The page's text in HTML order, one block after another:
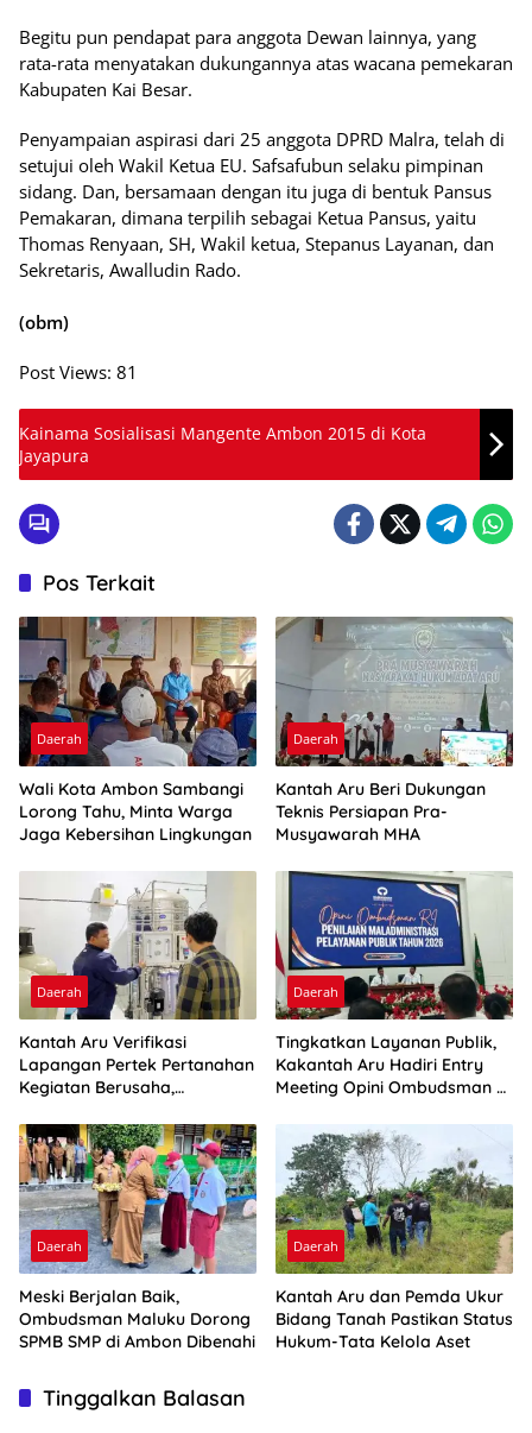
Begitu pun pendapat para anggota Dewan lainnya, yang
rata-rata menyatakan dukungannya atas wacana pemekaran
Kabupaten Kai Besar.
Penyampaian aspirasi dari 25 anggota DPRD Malra, telah di
setujui oleh Wakil Ketua EU. Safsafubun selaku pimpinan
sidang. Dan, bersamaan dengan itu juga di bentuk Pansus
Pemakaran, dimana terpilih sebagai Ketua Pansus, yaitu
Thomas Renyaan, SH, Wakil ketua, Stepanus Layanan, dan
Sekretaris, Awalludin Rado.
(obm)
Post Views: 81
Kainama Sosialisasi Mangente Ambon 2015 di Kota
Jayapura
Pos Terkait
Daerah
Wali Kota Ambon Sambangi
Lorong Tahu, Minta Warga
Jaga Kebersihan Lingkungan
Daerah
Kantah Aru Beri Dukungan
Teknis Persiapan Pra-
Musyawarah MHA
Daerah
Kantah Aru Verifikasi
Lapangan Pertek Pertanahan
Kegiatan Berusaha,
Daerah
Tingkatkan Layanan Publik,
Kakantah Aru Hadiri Entry
Meeting Opini Ombudsman RI
Daerah
Meski Berjalan Baik,
Ombudsman Maluku Dorong
SPMB SMP di Ambon Dibenahi
Daerah
Kantah Aru dan Pemda Ukur
Bidang Tanah Pastikan Status
Hukum-Tata Kelola Aset
Tinggalkan Balasan